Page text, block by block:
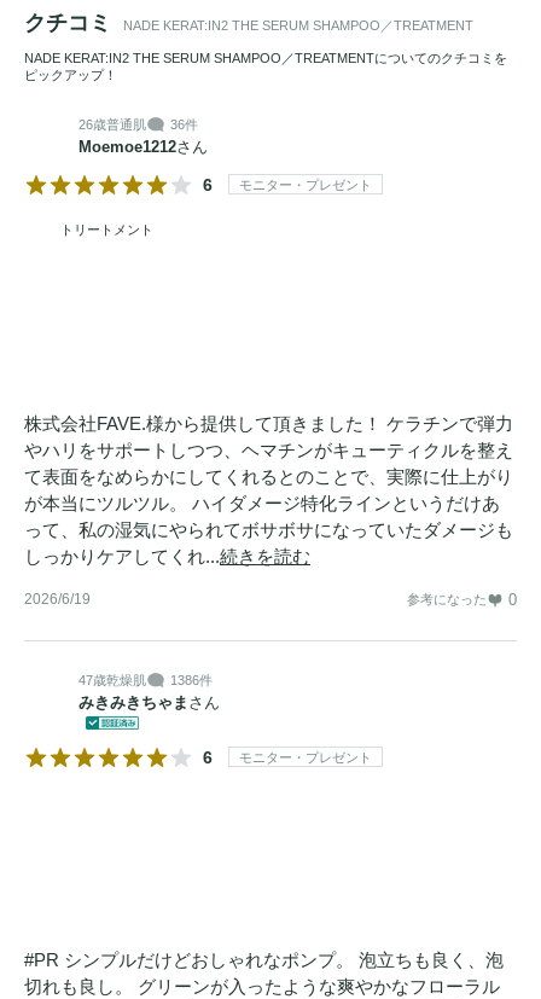
ローズに、ほのかな果実の甘さとムスクの余韻を重ねます。
気配まで華やぐローズの香りが持続し続ける独自の香りをお
ル加水分解ケラチンK（羊毛）（洗浄剤）、加水分解ケラチ
ン（カシミヤヤギ）（補修）*3 ポリペプチド：ココイル加水
【2種類のラクトン*1とPPT*2を組み合わせた処方】 ドライ
ヤー やアイロンの熱に反応して、髪の内部と表面がダブルで
整う。メドウフォーム-δ-ラクトンとγ-ドコサラクトン（エル
カラクトン）*1の2種類を厳選配合。メドウフォーム-δ-ラク
トンは熱でキューティクルを整え、なめらかなツヤ とさらり
とした手触りをつくり、軽い質感のまま、髪表面の乱れを整
え、扱いやすくします。γ-ドコサラクトンは熱で髪の表面を
【ハイダメージ特化シリーズKERAT:IN2（ケラチンドゥ）誕
生】美容室とEC専売品。
こだわり抜いたダメージケア処方に挑戦しました。さらに、
プロが愛する補修成分、ヘマチン*4の力をアイテムに合わせ
クチコミ NADE KERAT:IN2 THE SERUM SHAMPOO／TREATMENT
NADE KERAT:IN2 THE SERUM SHAMPOO／TREATMENTについてのクチコミを
ピックアップ！
26歳普通肌 36件
Moemoe1212さん
6 モニター・プレゼント
トリートメント
株式会社FAVE.様から提供して頂きました！ ケラチンで弾力
やハリをサポートしつつ、ヘマチンがキューティクルを整え
て表面をなめらかにしてくれるとのことで、実際に仕上がり
が本当にツルツル。 ハイダメージ特化ラインというだけあ
って、私の湿気にやられてボサボサになっていたダメージも
しっかりケアしてくれ...続きを読む
2026/6/19 参考になった 0
47歳乾燥肌 1386件
みきみきちゃま さん
6 モニター・プレゼント
#PR シンプルだけどおしゃれなポンプ。 泡立ちも良く、泡
切れも良し。 グリーンが入ったような爽やかなフローラル